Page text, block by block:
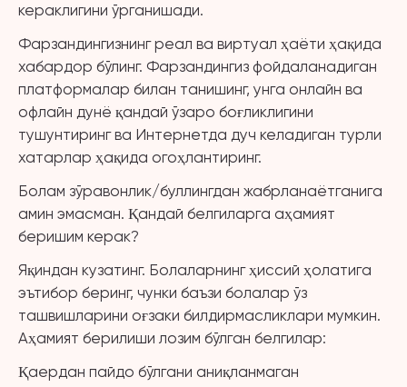
кераклигини ўрганишади.
Фарзандингизнинг реал ва виртуал ҳаёти ҳақида
хабардор бўлинг. Фарзандингиз фойдаланадиган
платформалар билан танишинг, унга онлайн ва
офлайн дунё қандай ўзаро боғликлигини
тушунтиринг ва Интернетда дуч келадиган турли
хатарлар ҳақида огоҳлантиринг.
Болам зўравонлик/буллингдан жабрланаётганига
амин эмасман. Қандай белгиларга аҳамият
беришим керак?
Яқиндан кузатинг. Болаларнинг ҳиссий ҳолатига
эътибор беринг, чунки баъзи болалар ўз
ташвишларини оғзаки билдирмасликлари мумкин.
Аҳамият берилиши лозим бўлган белгилар:
Қаердан пайдо бўлгани аниқланмаган